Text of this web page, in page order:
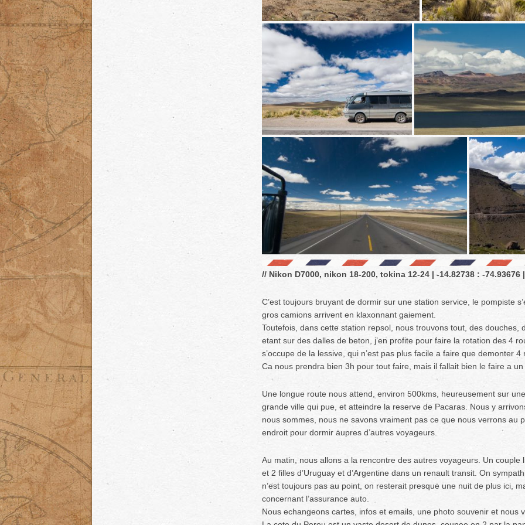
// Nikon D7000, nikon 18-200, tokina 12-24 | -14.82738 : -74.93676
C’est toujours bruyant de dormir sur une station service, le pompiste
gros camions arrivent en klaxonnant gaiement.
Toutefois, dans cette station repsol, nous trouvons tout, des
etant sur des dalles de beton, j’en profite pour faire la rotation des 4
s’occupe de la lessive, qui n’est pas plus facile a faire que demonter
Ca nous prendra bien 3h pour tout faire, mais il fallait bien le faire a
Une longue route nous attend, environ 500kms, heureusement sur
grande ville qui pue, et atteindre la reserve de Pacaras. Nous y
nous sommes, nous ne savons vraiment pas ce que nous verrons au
endroit pour dormir aupres d’autres voyageurs.
Au matin, nous allons a la rencontre des autres voyageurs. Un couple
et 2 filles d’Uruguay et d’Argentine dans un renault transit. On
n’est toujours pas au point, on resterait presque une nuit de plus ici,
concernant l’assurance auto.
Nous echangeons cartes, infos et emails, une photo souvenir et nous